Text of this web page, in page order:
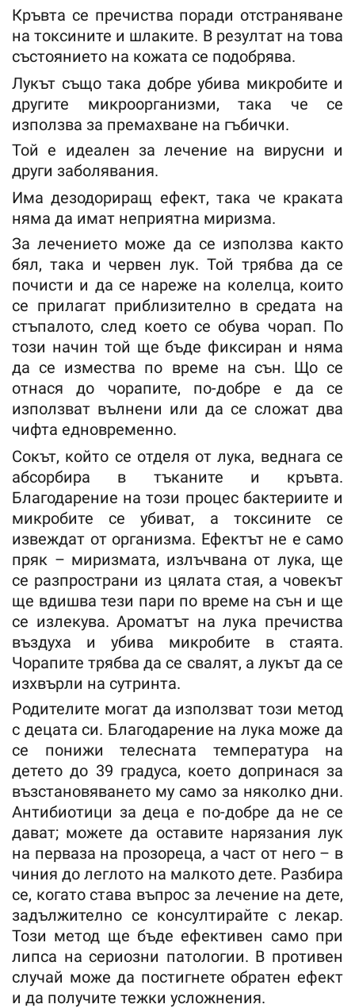
Кръвта се пречиства поради отстраняване
на токсините и шлаките. В резултат на това
състоянието на кожата се подобрява.
Лукът също така добре убива микробите и
другите микроорганизми, така че се
използва за премахване на гъбички.
Той е идеален за лечение на вирусни и
други заболявания.
Има дезодориращ ефект, така че краката
няма да имат неприятна миризма.
За лечението може да се използва както
бял, така и червен лук. Той трябва да се
почисти и да се нареже на колелца, които
се прилагат приблизително в средата на
стъпалото, след което се обува чорап. По
този начин той ще бъде фиксиран и няма
да се измества по време на сън. Що се
отнася до чорапите, по-добре е да се
използват вълнени или да се сложат два
чифта едновременно.
Сокът, който се отделя от лука, веднага се
абсорбира в тъканите и кръвта.
Благодарение на този процес бактериите и
микробите се убиват, а токсините се
извеждат от организма. Ефектът не е само
пряк – миризмата, излъчвана от лука, ще
се разпространи из цялата стая, а човекът
ще вдишва тези пари по време на сън и ще
се излекува. Ароматът на лука пречиства
въздуха и убива микробите в стаята.
Чорапите трябва да се свалят, а лукът да се
изхвърли на сутринта.
Родителите могат да използват този метод
с децата си. Благодарение на лука може да
се понижи телесната температура на
детето до 39 градуса, което допринася за
възстановяването му само за няколко дни.
Антибиотици за деца е по-добре да не се
дават; можете да оставите нарязания лук
на перваза на прозореца, а част от него – в
чиния до леглото на малкото дете. Разбира
се, когато става въпрос за лечение на дете,
задължително се консултирайте с лекар.
Този метод ще бъде ефективен само при
липса на сериозни патологии. В противен
случай може да постигнете обратен ефект
и да получите тежки усложнения.